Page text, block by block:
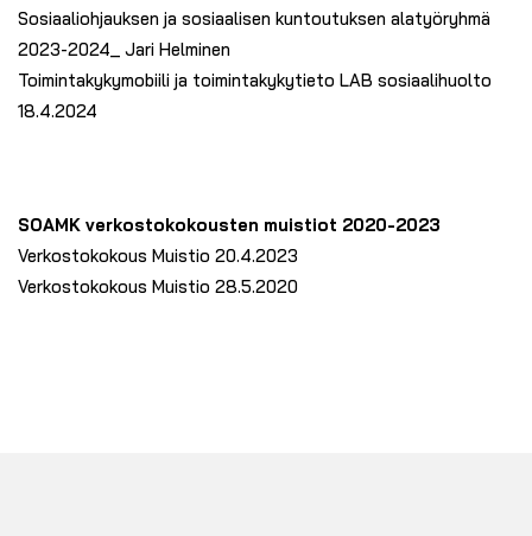
Sosiaaliohjauksen ja sosiaalisen kuntoutuksen alatyöryhmä
2023-2024_ Jari Helminen
Toimintakykymobiili ja toimintakykytieto LAB sosiaalihuolto
18.4.2024
SOAMK verkostokokousten muistiot 2020-2023
Verkostokokous Muistio 20.4.2023
Verkostokokous Muistio 28.5.2020